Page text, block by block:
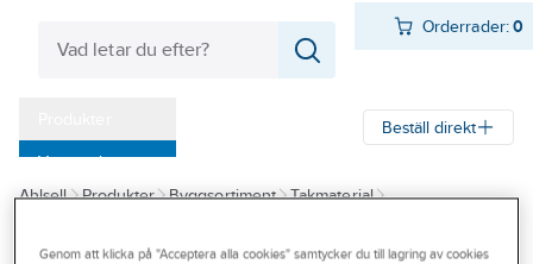
Orderrader:0
Varumärken
Kampanjer
Outlet
Beställ direkt
Ahlsell Produkter Byggsortiment
Takmaterial
Genom att klicka på "Acceptera alla cookies" samtycker du till lagring av cookies